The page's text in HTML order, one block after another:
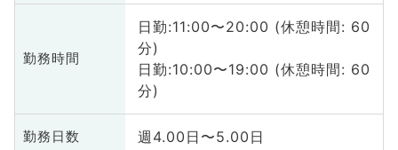
勤務時間
日勤:11:00〜20:00 (休憩時間: 60
分)
日勤:10:00〜19:00 (休憩時間: 60
分)
勤務日数 週4.00日〜5.00日